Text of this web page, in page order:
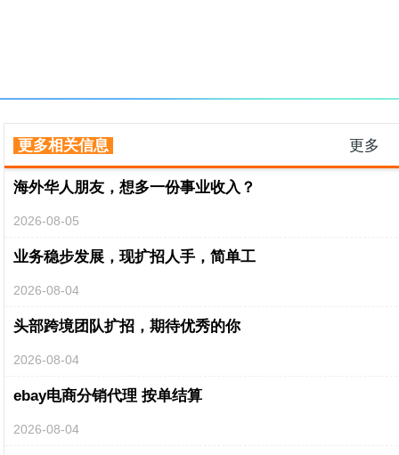
更多相关信息 更多
海外华人朋友，想多一份事业收入？
2026-08-05
业务稳步发展，现扩招人手，简单工
2026-08-04
头部跨境团队扩招，期待优秀的你
2026-08-04
ebay电商分销代理 按单结算
2026-08-04